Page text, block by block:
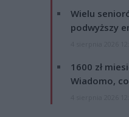
Wielu
podwyższy
1600 zł
Wiadomo,